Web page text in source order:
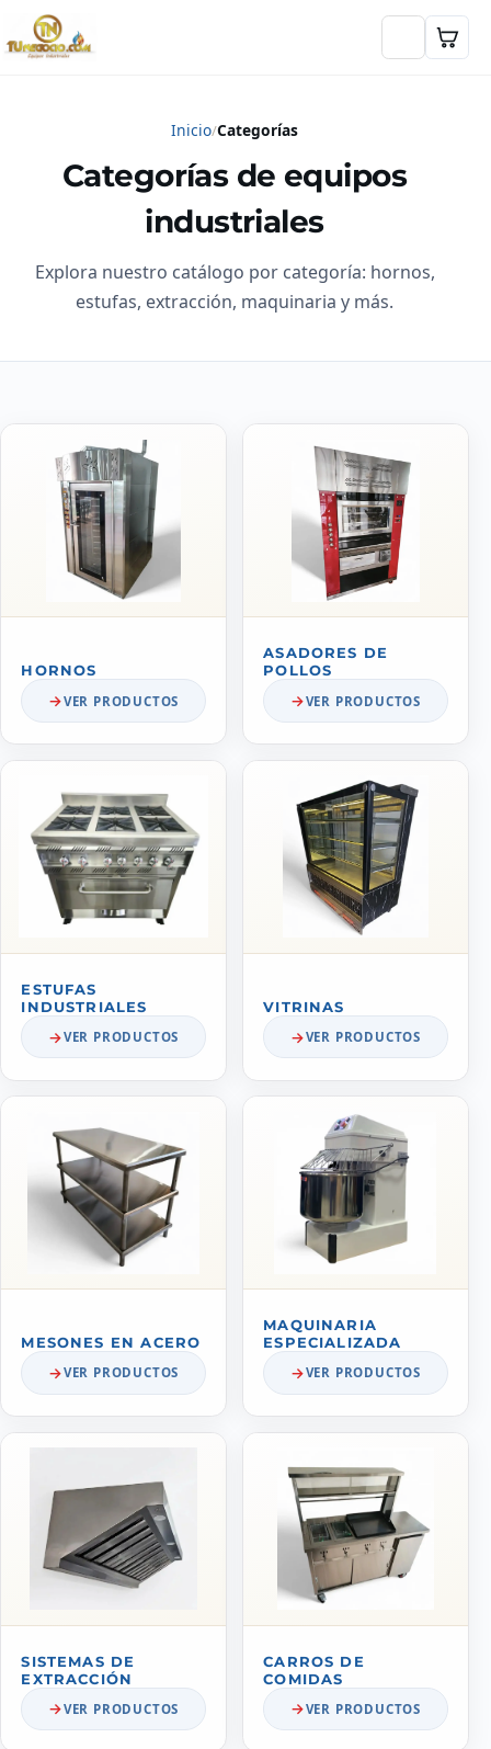
Inicio Categorías
Categorías de equipos
industriales
Explora nuestro catálogo por categoría: hornos,
estufas, extracción, maquinaria y más.
HORNOS
VER PRODUCTOS
ASADORES DE
POLLOS
VER PRODUCTOS
ESTUFAS
INDUSTRIALES
VER PRODUCTOS
VITRINAS
VER PRODUCTOS
MESONES EN ACERO
VER PRODUCTOS
MAQUINARIA
ESPECIALIZADA
VER PRODUCTOS
SISTEMAS DE
EXTRACCIÓN
VER PRODUCTOS
CARROS DE
COMIDAS
VER PRODUCTOS